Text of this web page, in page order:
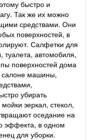
быстро и
Так же их можно
средствами. Они
поверхностей, в
Салфетки для
туалета, автомобиля,
поверхностей дома
салоне машины,
убирать
зеркал, стекол,
оседание на
эффекта, в одном
для уборки.